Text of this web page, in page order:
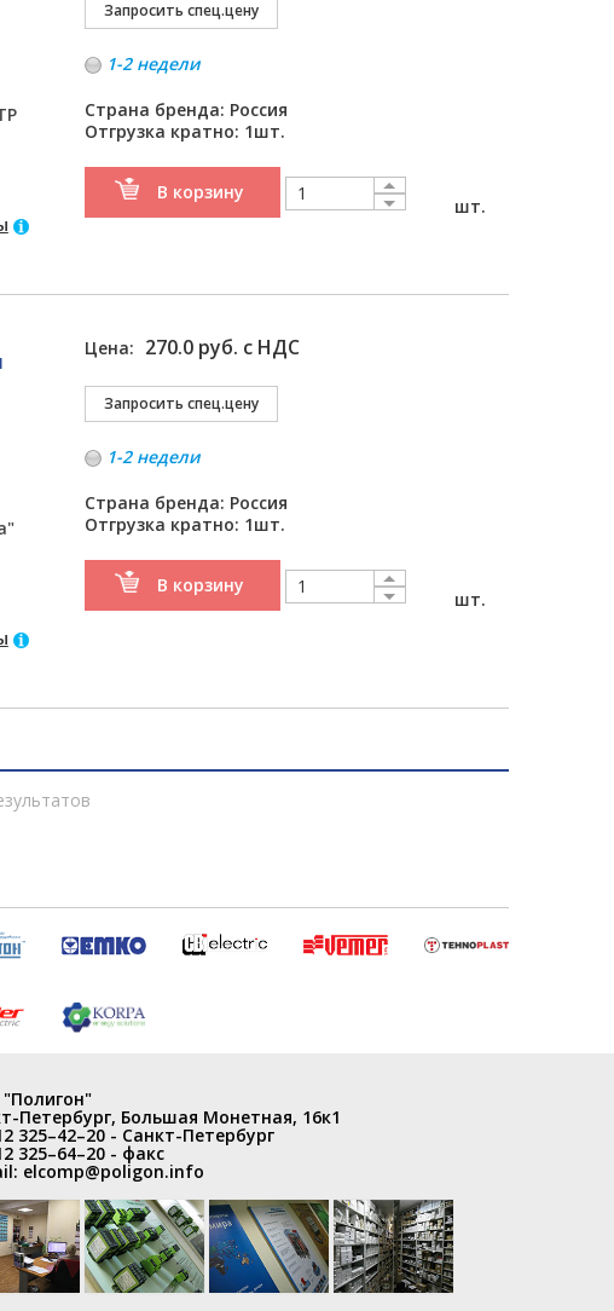
1-2 недели
Страна бренда: Россия
Отгрузка кратно: 1шт.
В корзину
шт.
Цена: 270.0 руб. с НДС
1-2 недели
Страна бренда: Россия
Отгрузка кратно: 1шт.
В корзину
шт.
Петербург, Большая Монетная, 16к1
325–42–20 - Санкт-Петербург
325–64–20 - факс
elcomp@poligon.info